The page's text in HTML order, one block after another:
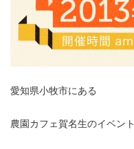
愛知県小牧市にある
農園カフェ賀名生のイベント